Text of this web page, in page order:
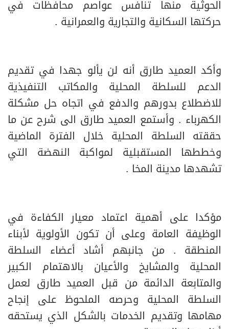
الحوثية منها تنافس عواصم محافظات في
حركتها السكانية والتجارية والعمرانية .
وأكد العميد طارق أنه لن يألو جهدا في تقديم
الدعم للسلطة المحلية والمكاتب التنفيذية
للاضطلاع بدورهم والدفع في اتجاه حل مشكلة
الكهرباء . وأستمع العميد طارق الى شرح عن ما
حققته السلطة المحلية خلال الفترة الماضية
وخططها المستقبلية لمواكبة النهضة التي
تشهدها مدينة المخا .
مؤكدا على أهمية اعتماد معيار الكفاءة في
الوظيفة العامة وعلى أن تكون الأولوية لأبناء
المنطقة . من جانبهم أشاد أعضاء السلطة
المحلية والمشايخ والأعيان بالاهتمام الكبير
والمتابعة الدائمة من قبل العميد طارق لعمل
السلطة المحلية وحرصه الملحوظ على إنجاح
مهامها وتقديم الخدمات بالشكل الذي يستحقه